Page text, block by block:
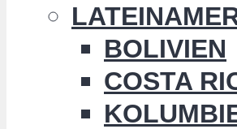
BOLIVIEN
COSTA